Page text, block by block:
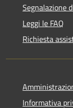
Segnalazione
Leggi le FAQ
Richiesta
Informativa